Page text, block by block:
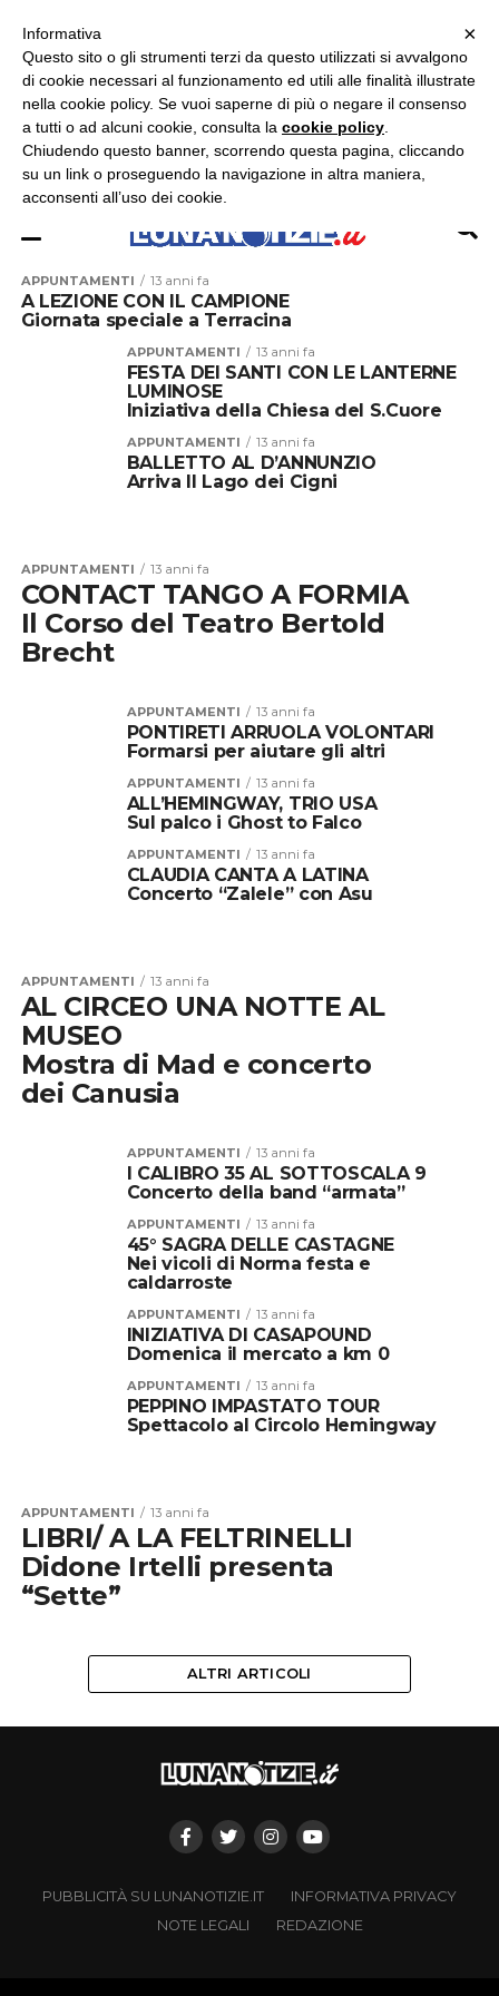
ASCOLTA RADIO LUNA
APPUNTAMENTI 13 anni fa
A LEZIONE CON IL CAMPIONE
Giornata speciale a Terracina
APPUNTAMENTI 13 anni fa
FESTA DEI SANTI CON LE LANTERNE
LUMINOSE
Iniziativa della Chiesa del S.Cuore
APPUNTAMENTI 13 anni fa
BALLETTO AL D’ANNUNZIO
Arriva Il Lago dei Cigni
APPUNTAMENTI 13 anni fa
CONTACT TANGO A FORMIA
Il Corso del Teatro Bertold
Brecht
APPUNTAMENTI 13 anni fa
PONTIRETI ARRUOLA VOLONTARI
Formarsi per aiutare gli altri
APPUNTAMENTI 13 anni fa
ALL’HEMINGWAY, TRIO USA
Sul palco i Ghost to Falco
APPUNTAMENTI 13 anni fa
CLAUDIA CANTA A LATINA
Concerto “Zalele” con Asu
APPUNTAMENTI 13 anni fa
AL CIRCEO UNA NOTTE AL
MUSEO
Mostra di Mad e concerto
dei Canusia
APPUNTAMENTI 13 anni fa
I CALIBRO 35 AL SOTTOSCALA 9
Concerto della band “armata”
APPUNTAMENTI 13 anni fa
45° SAGRA DELLE CASTAGNE
Nei vicoli di Norma festa e
caldarroste
APPUNTAMENTI 13 anni fa
INIZIATIVA DI CASAPOUND
Domenica il mercato a km 0
APPUNTAMENTI 13 anni fa
PEPPINO IMPASTATO TOUR
Spettacolo al Circolo Hemingway
APPUNTAMENTI 13 anni fa
LIBRI/ A LA FELTRINELLI
Didone Irtelli presenta
“Sette”
ALTRI ARTICOLI
PUBBLICITÀ SU LUNANOTIZIE.IT
INFORMATIVA PRIVACY
NOTE LEGALI
REDAZIONE
×
×
Informativa
Questo sito o gli strumenti terzi da questo utilizzati si avvalgono
di cookie necessari al funzionamento ed utili alle finalità illustrate
nella cookie policy. Se vuoi saperne di più o negare il consenso
a tutti o ad alcuni cookie, consulta la cookie policy
Chiudendo questo banner, scorrendo questa pagina, cliccando
su un link o proseguendo la navigazione in altra maniera,
acconsenti all’uso dei cookie.